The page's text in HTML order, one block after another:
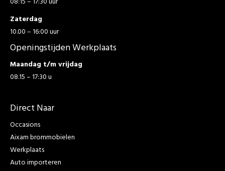
Zaterdag
10.00 – 16:00 uur
Openingstijden Werkplaats
Maandag t/m vrijdag
08.15 – 17:30 u
Direct Naar
Occasions
Aixam brommobielen
Werkplaats
Auto importeren